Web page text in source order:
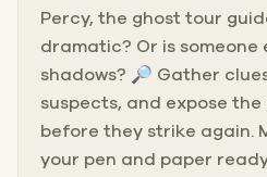
Percy, the ghost tour
dramatic? Or is someone
shadows? 🔎 Gather
suspects, and expose
before they strike again.
your pen and paper